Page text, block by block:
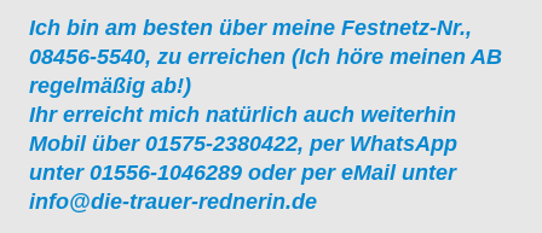
Ich bin am besten über meine Festnetz-Nr.,
08456-5540, zu erreichen (Ich höre meinen AB
regelmäßig ab!)
Ihr erreicht mich natürlich auch weiterhin
Mobil über 01575-2380422, per WhatsApp
unter 01556-1046289 oder per eMail unter
info@die-trauer-rednerin.de